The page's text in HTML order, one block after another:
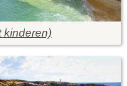
kinderen)